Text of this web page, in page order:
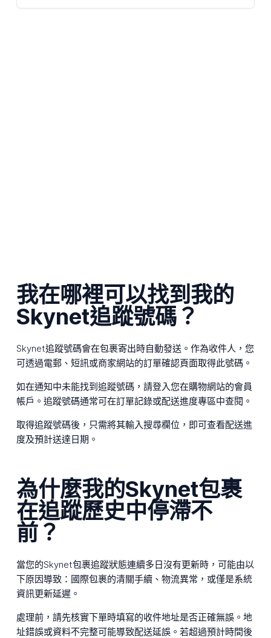
我在哪裡可以找到我的
Skynet追蹤號碼？
Skynet追蹤號碼會在包裹寄出時自動發送。作為收件人，您
可透過電郵、短訊或商家網站的訂單確認頁面取得此號碼。
如在通知中未能找到追蹤號碼，請登入您在購物網站的會員
帳戶。追蹤號碼通常可在訂單記錄或配送進度專區中查閱。
取得追蹤號碼後，只需將其輸入搜尋欄位，即可查看配送進
度及預計送達日期。
為什麼我的Skynet包裹
在追蹤歷史中停滯不
前？
當您的Skynet包裹追蹤狀態連續多日沒有更新時，可能由以
下原因導致：國際包裹的清關手續、物流異常，或僅是系統
資訊更新延遲。
處理前，請先核實下單時填寫的收件地址是否正確無誤。地
址錯誤或資料不完整可能導致配送延誤。若超過預計時間後